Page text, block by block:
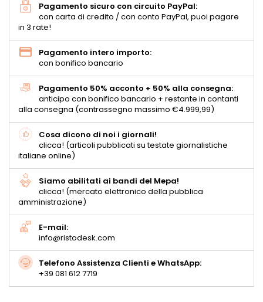
Pagamento sicuro con circuito PayPal:
con carta di credito / con conto PayPal, puoi pagare
in 3 rate!
Pagamento intero importo:
con bonifico bancario
Pagamento 50% acconto + 50% alla consegna:
anticipo con bonifico bancario + restante in contanti
alla consegna (contrassegno massimo €4.999,99)
Cosa dicono di noi i giornali!
clicca! (articoli pubblicati su testate giornalistiche
italiane online)
Siamo abilitati ai bandi del Mepa!
clicca! (mercato elettronico della pubblica
amministrazione)
E-mail:
info@ristodesk.com
Telefono Assistenza Clienti e WhatsApp:
+39 081 612 7719